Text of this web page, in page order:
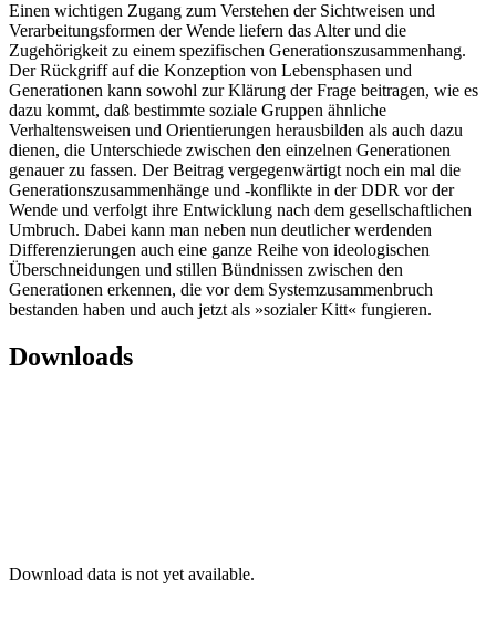
Einen wichtigen Zugang zum Verstehen der Sichtweisen und
Verarbeitungsformen der Wende liefern das Alter und die
Zugehörigkeit zu einem spezifischen Generationszusammenhang.
Der Rückgriff auf die Konzeption von Lebensphasen und
Generationen kann sowohl zur Klärung der Frage beitragen, wie es
dazu kommt, daß bestimmte soziale Gruppen ähnliche
Verhaltensweisen und Orientierungen herausbilden als auch dazu
dienen, die Unterschiede zwischen den einzelnen Generationen
genauer zu fassen. Der Beitrag vergegenwärtigt noch ein mal die
Generationszusammenhänge und -konflikte in der DDR vor der
Wende und verfolgt ihre Entwicklung nach dem gesellschaftlichen
Umbruch. Dabei kann man neben nun deutlicher werdenden
Differenzierungen auch eine ganze Reihe von ideologischen
Überschneidungen und stillen Bündnissen zwischen den
Generationen erkennen, die vor dem Systemzusammenbruch
bestanden haben und auch jetzt als »sozialer Kitt« fungieren.
Downloads
Download data is not yet available.